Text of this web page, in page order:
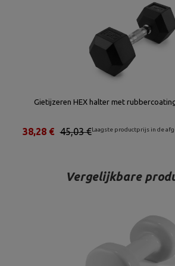
Gietijzeren HEX halter met
Laagste productprijs in de
45,03 €
38,28 €
Vergelijkbare